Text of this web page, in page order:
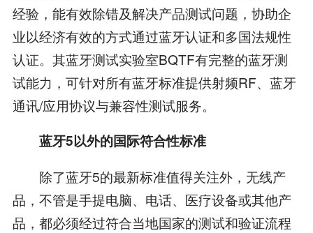
经验，能有效除错及解决产品测试问题，协助企
业以经济有效的方式通过蓝牙认证和多国法规性
认证。其蓝牙测试实验室BQTF有完整的蓝牙测
试能力，可针对所有蓝牙标准提供射频RF、蓝牙
通讯/应用协议与兼容性测试服务。
蓝牙5以外的国际符合性标准
除了蓝牙5的最新标准值得关注外，无线产
品，不管是手提电脑、电话、医疗设备或其他产
品，都必须经过符合当地国家的测试和验证流程